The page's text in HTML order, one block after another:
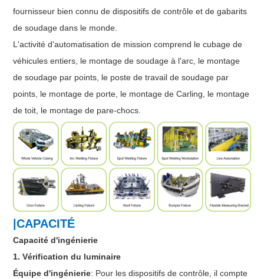
fournisseur bien connu de dispositifs de contrôle et de gabarits
de soudage dans le monde.
L'activité d'automatisation de mission comprend le cubage de
véhicules entiers, le montage de soudage à l'arc, le montage
de soudage par points, le poste de travail de soudage par
points, le montage de porte, le montage de Carling, le montage
de toit, le montage de pare-chocs.
|CAPACITÉ
Capacité d'ingénierie
1. Vérification du luminaire
Équipe d'ingénierie: Pour les dispositifs de contrôle, il compte